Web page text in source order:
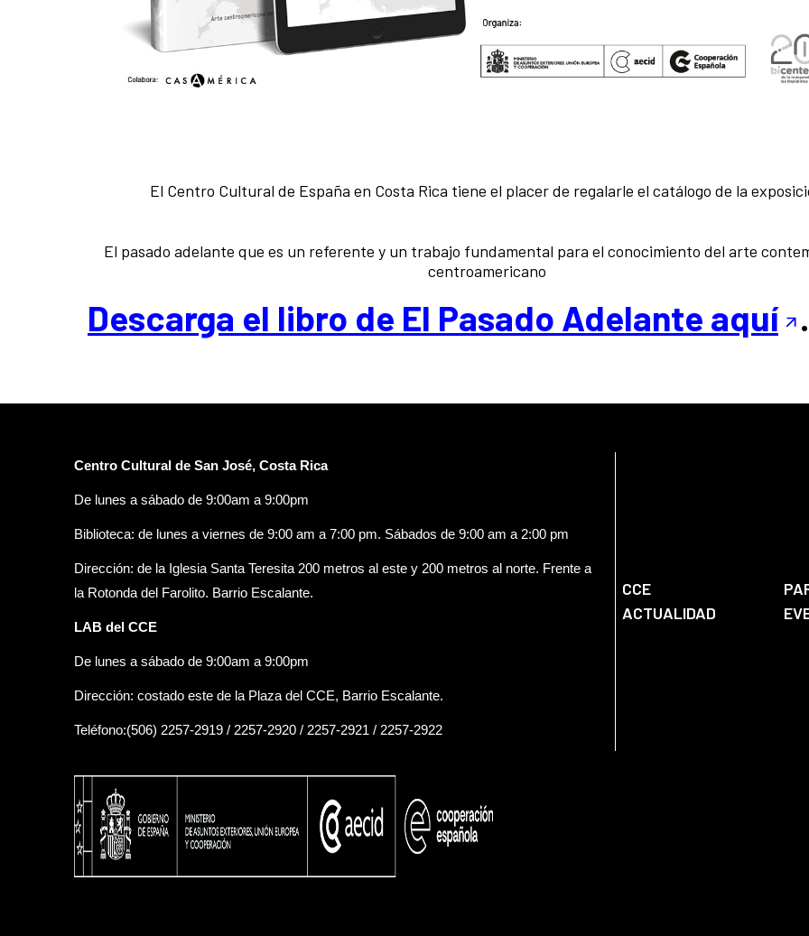
El Centro Cultural de España en Costa Rica tiene el placer de regalarle el catálogo de la
El pasado adelante que es un referente y un trabajo fundamental para el conocimiento del arte
centroamericano
Descarga el libro de El Pasado Adelante aquí .
Centro Cultural de San José, Costa Rica
De lunes a sábado de 9:00am a 9:00pm
Biblioteca: de lunes a viernes de 9:00 am a 7:00 pm. Sábados de 9:00 am a 2:00 pm
Dirección: de la Iglesia Santa Teresita 200 metros al este y 200 metros al norte. Frente a
la Rotonda del Farolito. Barrio Escalante.
LAB del CCE
De lunes a sábado de 9:00am a 9:00pm
Dirección: costado este de la Plaza del CCE, Barrio Escalante.
Teléfono:(506) 2257-2919 / 2257-2920 / 2257-2921 / 2257-2922
CCE
ACTUALIDAD